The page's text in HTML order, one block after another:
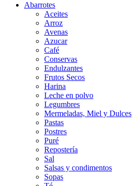
Abarrotes
Aceites
Arroz
Avenas
Azucar
Café
Conservas
Endulzantes
Frutos Secos
Harina
Leche en polvo
Legumbres
Mermeladas, Miel y Dulces
Pastas
Postres
Puré
Repostería
Sal
Salsas y condimentos
Sopas